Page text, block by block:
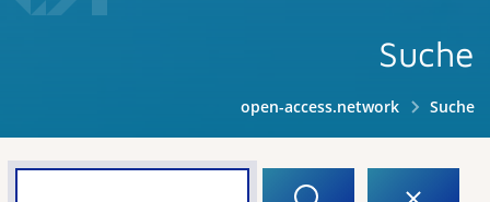
Suche
open-access.network Suche